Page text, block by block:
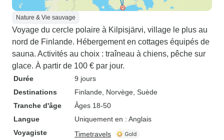
Nature & Vie sauvage
Voyage du cercle polaire à Kilpisjärvi, village le plus au
nord de Finlande. Hébergement en cottages équipés de
sauna. Activités au choix : traîneau à chiens, pêche sur
glace. À partir de 100 € par jour.
Durée
9 jours
Destinations
Finlande , Norvège , Suède
Tranche d'âge
Âges 18-50
Langue
Uniquement en : Anglais
Voyagiste
Timetravels